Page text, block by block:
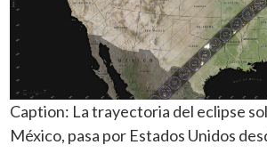
Caption: La trayectoria del eclipse
México, pasa por Estados Unidos